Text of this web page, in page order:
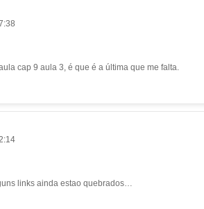
cap 9 aula 3, é que é a última que me falta.
links ainda estao quebrados…